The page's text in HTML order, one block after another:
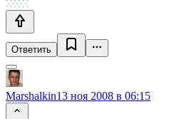
Ответить
Marshalkin13 ноя 2008 в 06:15